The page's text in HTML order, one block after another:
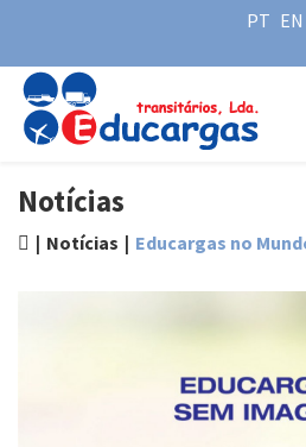
PT EN
Notícias
Notícias Educargas no